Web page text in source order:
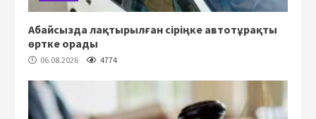
Абайсызда лақтырылған сіріңке автотұрақты
өртке орады
06.08.2026 4774